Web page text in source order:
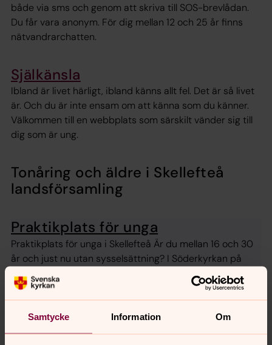
Samtycke Information Om
både via sms och genom att skriva till SOS-brevlådan.
Du får vara anonym. För dig mellan 12 och 25 år finns
nätvandrarchatten.
Själkänsla
Ibland är livet härligt, ibland känns allt fel. Det är så livet
är. Och du är inte ensam om att känna som du känner.
Välkommen till en webbplats som särskilt vänder sig till
dig som är ung.
Tonåring och äldre i Skellefteå
landsförsamling
Praktikplats för unga
Praktikplats för unga i Skellefteå Är du mellan 16 och 30
år och just nu utan sysselsättning? I Söderkyrkan på
Sunnanå finns möjlighet att få en praktikplats där du kan
vara en del av en gemenskap, prova olika
arbetsuppgifter och hitta nya vägar framåt.
Tonårs i Församlingsgården